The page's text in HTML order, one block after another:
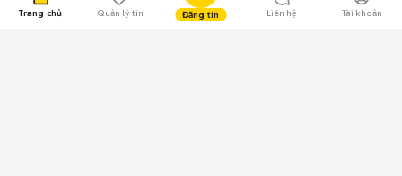
Trang chủ Quản lý tin Đăng tin Liên hệ Tài khoản